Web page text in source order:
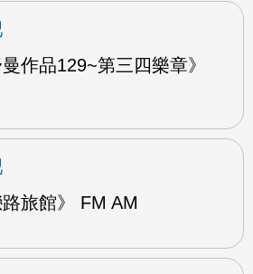
作品129~第三四樂章》
旅館》 FM AM